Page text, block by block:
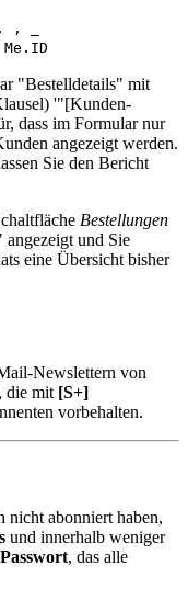
, _
"Bestelldetails" mit
'"[Kunden-
dass im Formular nur
angezeigt werden.
Sie den Bericht
Bestellungen
und Sie
eine Übersicht bisher
Newslettern von
die mit [S+]
vorbehalten.
nicht abonniert haben,
und innerhalb weniger
Passwort, das alle